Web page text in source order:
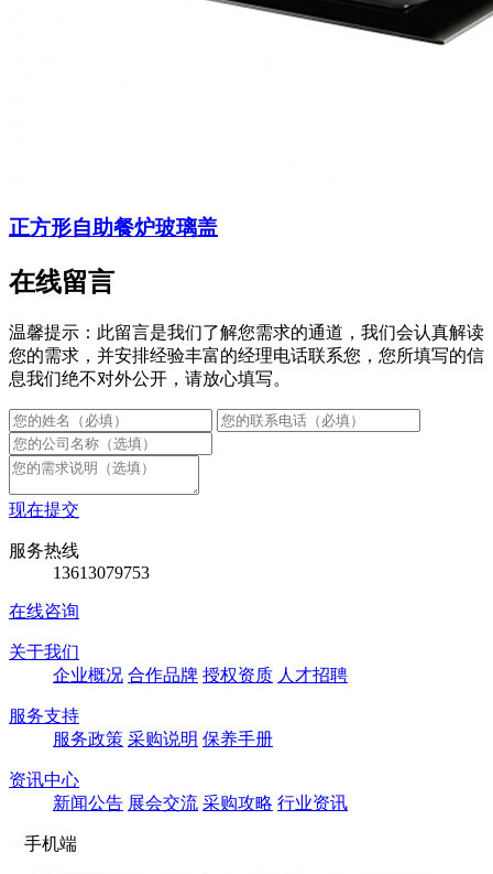
正方形自助餐炉玻璃盖
在线留言
温馨提示：此留言是我们了解您需求的通道，我们会认真解读
您的需求，并安排经验丰富的经理电话联系您，您所填写的信
息我们绝不对外公开，请放心填写。
现在提交
服务热线
13613079753
在线咨询
关于我们
企业概况 合作品牌 授权资质 人才招聘
服务支持
服务政策 采购说明 保养手册
资讯中心
新闻公告 展会交流 采购攻略 行业资讯
手机端